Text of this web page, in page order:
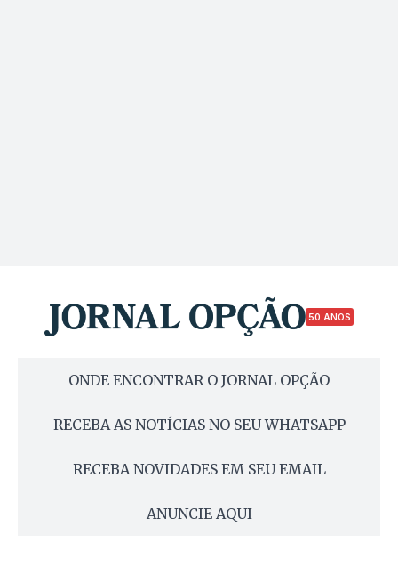
50 ANOS
ONDE ENCONTRAR O JORNAL OPÇÃO
RECEBA AS NOTÍCIAS NO SEU WHATSAPP
RECEBA NOVIDADES EM SEU EMAIL
ANUNCIE AQUI